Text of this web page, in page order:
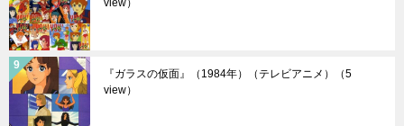
view）
『ガラスの仮面』（1984年）（テレビアニメ）
（5
view）